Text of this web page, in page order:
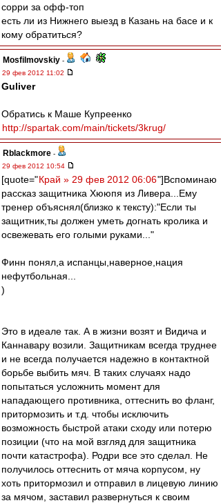
сорри за офф-топ
есть ли из Нижнего выезд в Казань на басе и к
кому обратиться?
Mosfilmovskiy -
29 фев 2012 11:02
Guliver
Обратись к Маше Купреенко
http://spartak.com/main/tickets/3krug/
Rblackmore -
29 фев 2012 10:54
[quote="Край » 29 фев 2012 06:06"]Вспоминаю
рассказ защитника Хююпя из Ливера...Ему
тренер объяснял(близко к тексту):"Если ты
защитник,ты должен уметь догнать кролика и
освежевать его голыми руками..."
Финн понял,а испанцы,наверное,нация
нефутбольная...
)
Это в идеале так. А в жизни возят и Видича и
Каннавару возили. Защитникам всегда труднее
и не всегда получается надежно в контактной
борьбе выбить мяч. В таких случаях надо
попытаться усложнить момент для
нападающего противника, оттеснить во фланг,
притормозить и т.д. чтобы исключить
возможность быстрой атаки сходу или потерю
позиции (что на мой взгляд для защитника
почти катастрофа). Родри все это сделал. Не
получилось оттеснить от мяча корпусом, ну
хоть притормозил и отправил в лицевую линию
за мячом, заставил развернуться к своим